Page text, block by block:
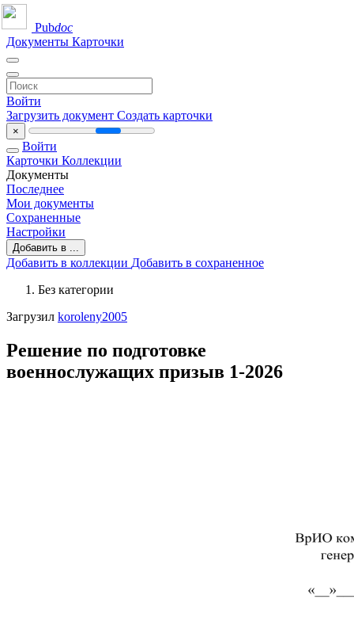
Pubdoc
Документы Карточки
Войти
Загрузить документ Создать карточки
×
Войти
Карточки Коллекции
Документы
Последнее
Мои документы
Сохраненные
Настройки
Добавить в ...
Добавить в коллекции Добавить в сохраненное
Без категории
Загрузил koroleny2005
Решение по подготовке
военнослужащих призыв 1-2026